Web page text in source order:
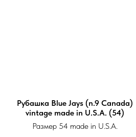
Рубашка Blue Jays (n.9 Canada)
vintage made in U.S.A. (54)
Размер 54 made in U.S.A.